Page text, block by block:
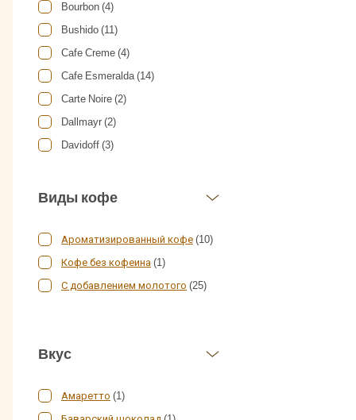
Bourbon (4)
Bushido (11)
Cafe Creme (4)
Cafe Esmeralda (14)
Carte Noire (2)
Dallmayr (2)
Davidoff (3)
Impresso (3)
Kaffa (2)
Lavazza (4)
Lebo (3)
Mr Viet (1)
Nescafe (7)
Виды кофе
Ароматизированный кофе (10)
Кофе без кофеина (1)
С добавлением молотого (25)
Вкус
Амаретто (1)